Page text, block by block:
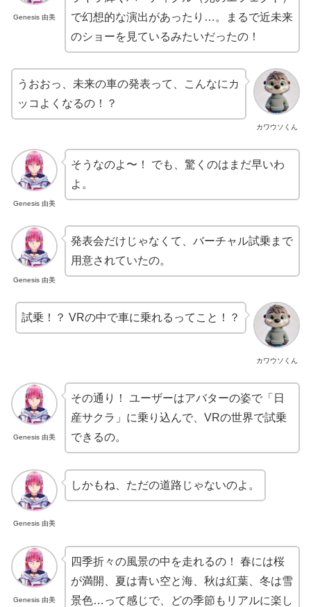
Genesis 由美
で幻想的な演出があったり…。まるで近未来
のショーを見ているみたいだったの！
カワウソくん
うおおっ、未来の車の発表って、こんなにカ
ッコよくなるの！？
Genesis 由美
そうなのよ〜！ でも、驚くのはまだ早いわ
よ。
Genesis 由美
発表会だけじゃなくて、バーチャル試乗まで
用意されていたの。
カワウソくん
試乗！？ VRの中で車に乗れるってこと！？
Genesis 由美
その通り！ ユーザーはアバターの姿で「日
産サクラ」に乗り込んで、VRの世界で試乗
できるの。
Genesis 由美
しかもね、ただの道路じゃないのよ。
Genesis 由美
四季折々の風景の中を走れるの！ 春には桜
が満開、夏は青い空と海、秋は紅葉、冬は雪
景色…って感じで、どの季節もリアルに楽し